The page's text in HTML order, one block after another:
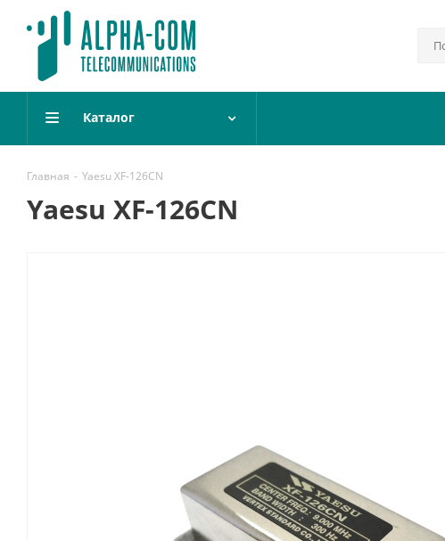
Каталог
Главная - Yaesu XF-126CN
Yaesu XF-126CN